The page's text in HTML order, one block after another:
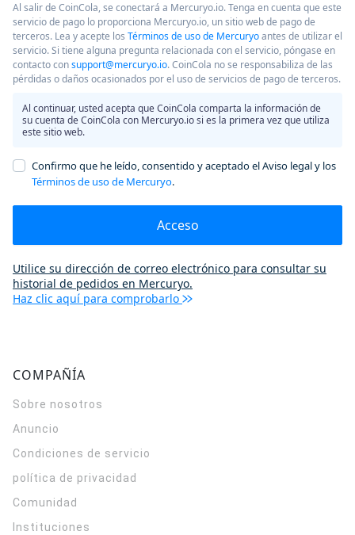
Al salir de CoinCola, se conectará a Mercuryo.io. Tenga en cuenta que este
servicio de pago lo proporciona Mercuryo.io, un sitio web de pago de
terceros. Lea y acepte los Términos de uso de Mercuryoantes de utilizar el
servicio. Si tiene alguna pregunta relacionada con el servicio, póngase en
contacto consupport@mercuryo.io. CoinCola no se responsabiliza de las
pérdidas o daños ocasionados por el uso de servicios de pago de terceros.
Al continuar, usted acepta que CoinCola comparta la información de
su cuenta de CoinCola con Mercuryo.io si es la primera vez que utiliza
este sitio web.
Confirmo que he leído, consentido y aceptado el Aviso legal y los
Términos de uso de Mercuryo.
Acceso
Utilice su dirección de correo electrónico para consultar su
historial de pedidos en Mercuryo.
Haz clic aquí para comprobarlo
COMPAÑÍA
Sobre nosotros
Anuncio
Condiciones de servicio
política de privacidad
Comunidad
Instituciones